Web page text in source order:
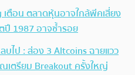
เตือน ตลาดหุ้นอาจใกล้พีคเสี่ยง
ปี 1987 อาจซ้ำรอย
บไป : ส่อง 3 Altcoins ฉายแวว
ตรียม Breakout ครั้งใหญ่